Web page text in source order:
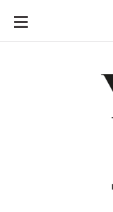
SKIP